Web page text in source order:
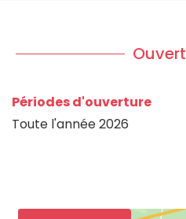
Périodes d'ouverture
Toute l'année 2026